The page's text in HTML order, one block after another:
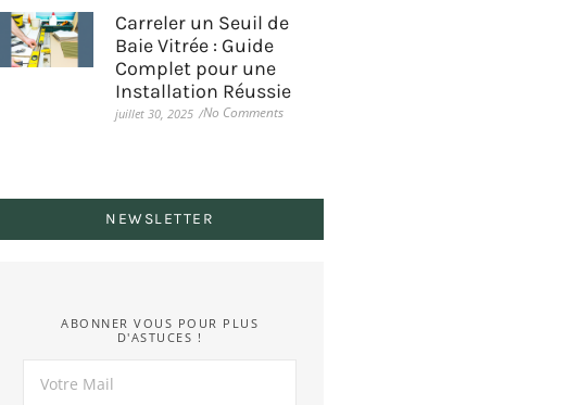
Carreler un Seuil de
Baie Vitrée : Guide
Complet pour une
Installation Réussie
juillet 30, 2025 /No Comments
NEWSLETTER
ABONNER VOUS POUR PLUS
D'ASTUCES !